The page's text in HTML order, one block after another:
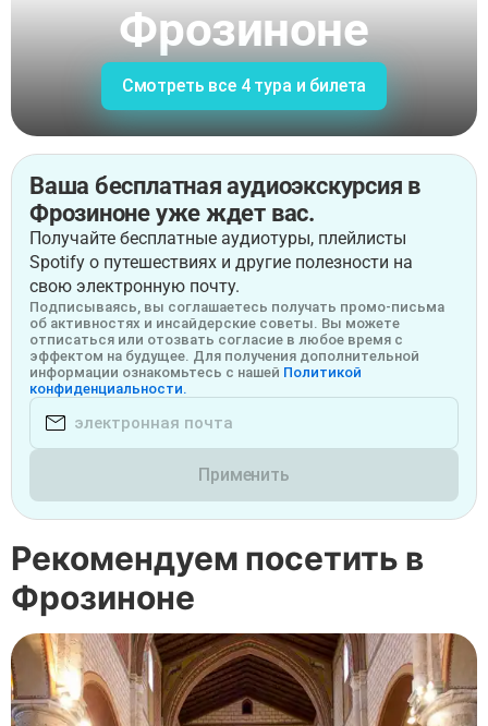
Фрозиноне
Смотреть все 4 тура и билета
Ваша бесплатная аудиоэкскурсия в
Фрозиноне уже ждет вас.
Получайте бесплатные аудиотуры, плейлисты
Spotify о путешествиях и другие полезности на
свою электронную почту.
Подписываясь, вы соглашаетесь получать промо-письма
об активностях и инсайдерские советы. Вы можете
отписаться или отозвать согласие в любое время с
эффектом на будущее. Для получения дополнительной
информации ознакомьтесь с нашей Политикой
конфиденциальности.
Применить
Рекомендуем посетить в
Фрозиноне